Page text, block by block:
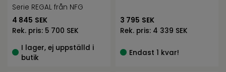
Serie REGAL från NFG
4 845 SEK
Rek. pris: 5 700 SEK
I lager, ej uppställd i
butik
3 795 SEK
Rek. pris: 4 339 SEK
Endast 1 kvar!